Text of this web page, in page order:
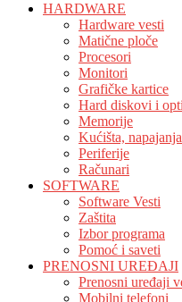
HARDWARE
Hardware vesti
Matične ploče
Procesori
Monitori
Grafičke kartice
Hard diskovi i
Memorije
Kućišta,
Periferije
Računari
SOFTWARE
Software Vesti
Zaštita
Izbor programa
Pomoć i saveti
PRENOSNI UREĐAJI
Prenosni uređaji
Mobilni telefoni